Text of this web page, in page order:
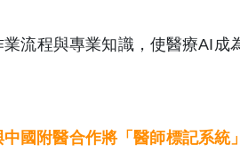
流程與專業知識，使醫療AI
國附醫合作將「醫師標記系